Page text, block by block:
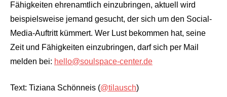
Fähigkeiten ehrenamtlich einzubringen, aktuell wird
beispielsweise jemand gesucht, der sich um den Social-
Media-Auftritt kümmert. Wer Lust bekommen hat, seine
Zeit und Fähigkeiten einzubringen, darf sich per Mail
melden bei: hello@soulspace-center.de
Text: Tiziana Schönneis (@tilausch)